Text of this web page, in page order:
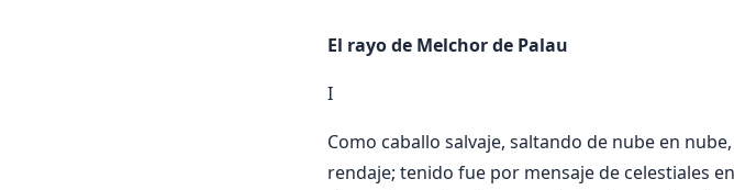
El rayo de Melchor de Palau
I
Como caballo salvaje, saltando de nube en
rendaje; tenido fue por mensaje de celestiales